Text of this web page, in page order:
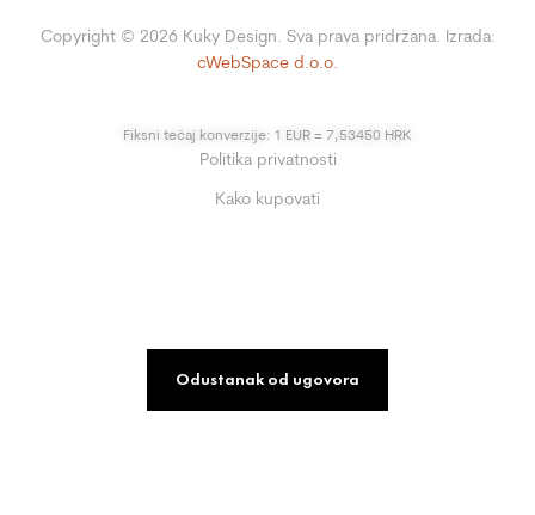
Copyright © 2026Kuky Design. Sva prava pridržana. Izrada:
cWebSpace d.o.o.
Fiksni tečaj konverzije: 1 EUR = 7,53450 HRK
Politika privatnosti
Kako kupovati
Odustanak od ugovora